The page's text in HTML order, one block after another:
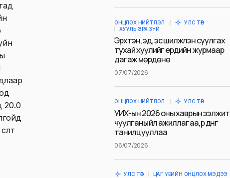
20.0
ОНЦЛОХ НИЙТЛЭЛ
УЛС ТӨР
ХУУЛЬ ЭРХ ЗҮЙ
Эрхтэн, эд, эс шилжүүлэн суулгах
тухай хуулийг ердийн журмаар
дагаж мөрдөнө
07/07/2026
ОНЦЛОХ НИЙТЛЭЛ УЛС ТӨР
УИХ-ын 2026 оны хаврын ээлжит
чуулганы үйл ажиллагаа, үр дүнг
танилцууллаа
06/07/2026
УЛС ТӨР ЦАГ ҮЕИЙН ОНЦЛОХ МЭДЭЭ